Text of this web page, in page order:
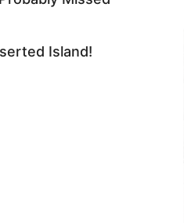
À AUTEUIL : UNE
palpitant avec seize
du Prix Guillaume de
analyse du Quinté+ du jour
leurs chances réelles, leurs
Island!